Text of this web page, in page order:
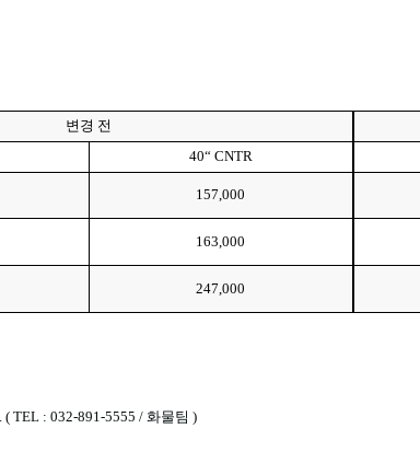
변경 전
40“ CNTR
157,000
163,000
247,000
(TEL : 032-891-5555 / 화물팀 )